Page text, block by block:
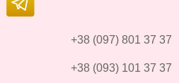
+38 (097) 801 37 37
+38 (093) 101 37 37